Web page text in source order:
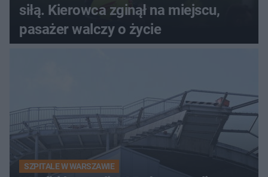
siłą. Kierowca zginął na miejscu,
pasażer walczy o życie
SZPITALE W WARSZAWIE